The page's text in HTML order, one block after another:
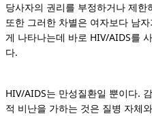
당사자의 권리를 부정하거나 제
또한 그러한 차별은 여자보다 남
게 나타나는데 바로 HIV/AIDS를
다.
HIV/AIDS는 만성질환일 뿐이다.
적 비난을 가하는 것은 질병 자체